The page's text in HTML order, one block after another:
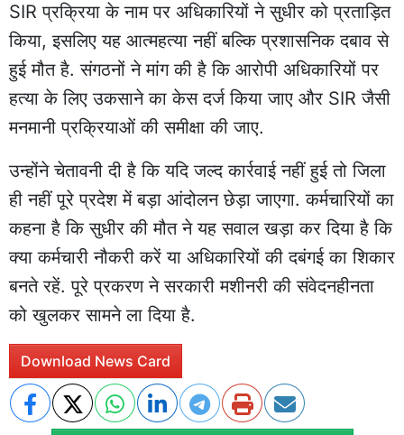
SIR प्रक्रिया के नाम पर अधिकारियों ने सुधीर को प्रताड़ित
किया, इसलिए यह आत्महत्या नहीं बल्कि प्रशासनिक दबाव से
हुई मौत है. संगठनों ने मांग की है कि आरोपी अधिकारियों पर
हत्या के लिए उकसाने का केस दर्ज किया जाए और SIR जैसी
मनमानी प्रक्रियाओं की समीक्षा की जाए.
उन्होंने चेतावनी दी है कि यदि जल्द कार्रवाई नहीं हुई तो जिला
ही नहीं पूरे प्रदेश में बड़ा आंदोलन छेड़ा जाएगा. कर्मचारियों का
कहना है कि सुधीर की मौत ने यह सवाल खड़ा कर दिया है कि
क्या कर्मचारी नौकरी करें या अधिकारियों की दबंगई का शिकार
बनते रहें. पूरे प्रकरण ने सरकारी मशीनरी की संवेदनहीनता
को खुलकर सामने ला दिया है.
Download News Card